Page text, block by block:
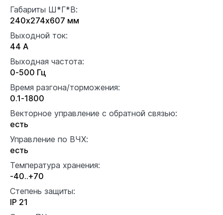
Габариты Ш*Г*В:
240x274x607 мм
Выходной ток:
44 А
Выходная частота:
0-500 Гц
Время разгона/торможения:
0.1-1800
Векторное управление с обратной связью:
есть
Управление по ВЧХ:
есть
Температура хранения:
-40..+70
Степень защиты:
IP 21